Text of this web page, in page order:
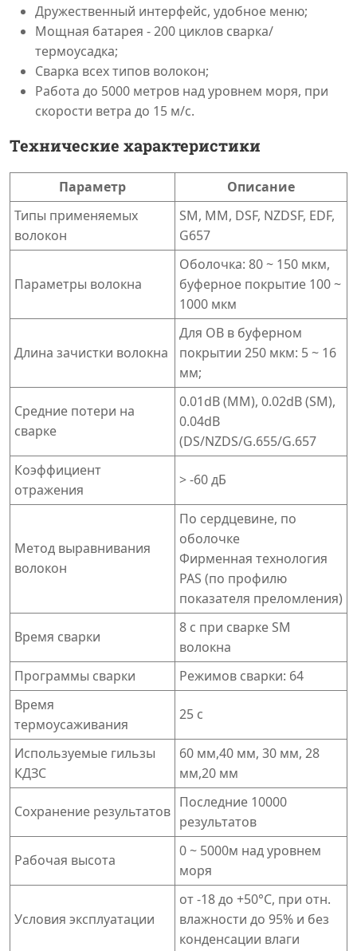
Дружественный интерфейс, удобное меню;
Мощная батарея - 200 циклов сварка/
термоусадка;
Сварка всех типов волокон;
Работа до 5000 метров над уровнем моря, при
скорости ветра до 15 м/с.
Технические характеристики
Параметр
Описание
Типы применяемых
волокон
SM, MM, DSF, NZDSF, EDF,
G657
Параметры волокна
Оболочка: 80 ~ 150 мкм,
буферное покрытие 100 ~
1000 мкм
Длина зачистки волокна
Для ОВ в буферном
покрытии 250 мкм: 5 ~ 16
мм;
Средние потери на
сварке
0.01dB (MM), 0.02dB (SM),
0.04dB
(DS/NZDS/G.655/G.657
Коэффициент
отражения
> -60 дБ
Метод выравнивания
волокон
По сердцевине, по
оболочке
Фирменная технология
PAS (по профилю
показателя преломления)
Время сварки
8 с при сварке SM
волокна
Программы сварки
Режимов сварки: 64
Время
термоусаживания
25 с
Используемые гильзы
КДЗС
60 мм,40 мм, 30 мм, 28
мм,20 мм
Сохранение результатов
Последние 10000
результатов
Рабочая высота
0 ~ 5000м над уровнем
моря
Условия эксплуатации
от -18 до +50°C, при отн.
влажности до 95% и без
конденсации влаги